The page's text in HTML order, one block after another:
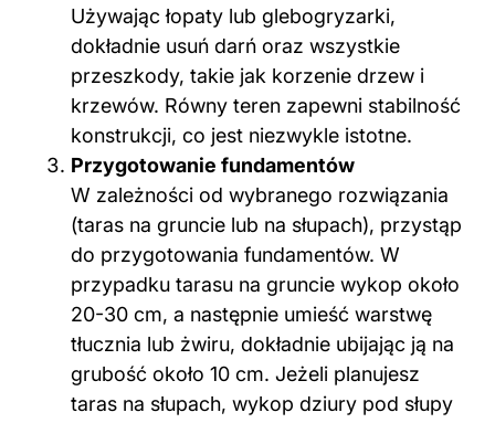
Używając łopaty lub glebogryzarki,
dokładnie usuń darń oraz wszystkie
przeszkody, takie jak korzenie drzew i
krzewów. Równy teren zapewni stabilność
konstrukcji, co jest niezwykle istotne.
Przygotowanie fundamentów
W zależności od wybranego rozwiązania
(taras na gruncie lub na słupach), przystąp
do przygotowania fundamentów. W
przypadku tarasu na gruncie wykop około
20-30 cm, a następnie umieść warstwę
tłucznia lub żwiru, dokładnie ubijając ją na
grubość około 10 cm. Jeżeli planujesz
taras na słupach, wykop dziury pod słupy